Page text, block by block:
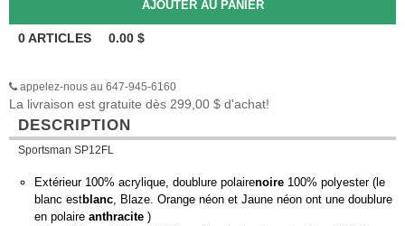
0ARTICLES 0.00 $
appelez-nous au 647-945-6160
La livraison est gratuite dès 299,00 $ d'achat!
DESCRIPTION
Sportsman SP12FL
Extérieur 100% acrylique, doublure polairenoire 100% polyester (le
blanc estblanc, Blaze. Orange néon et Jaune néon ont une doublure
en polaire anthracite )